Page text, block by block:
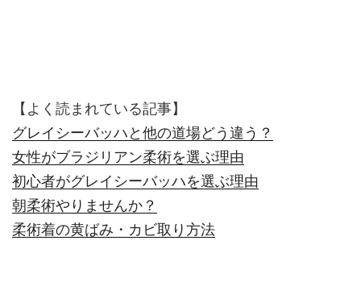
【よく読まれている記事】
グレイシーバッハと他の道場どう違う？
女性がブラジリアン柔術を選ぶ理由
初心者がグレイシーバッハを選ぶ理由
朝柔術やりませんか？
柔術着の黄ばみ・カビ取り方法